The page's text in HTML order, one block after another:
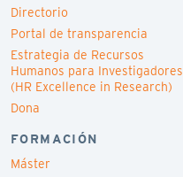
Directorio
Portal de transparencia
Estrategia de Recursos
Humanos para Investigadores
(HR Excellence in Research)
Dona
FORMACIÓN
Máster